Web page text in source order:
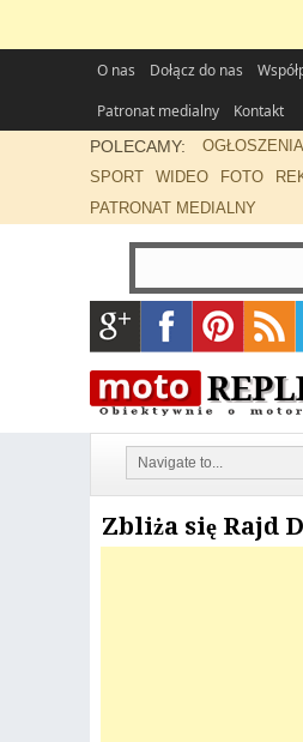
O nas Dołącz do nas
Patronat medialny
Kontakt
POLECAMY: OGŁOSZENIA
SPORT
WIDEO FOTO
PATRONAT MEDIALNY
Zbliża się Rajd